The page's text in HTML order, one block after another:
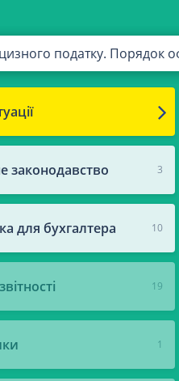
податку. Порядок
3
законодавство
10
для бухгалтера
19
1